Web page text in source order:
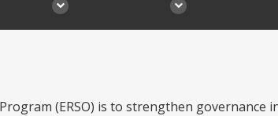
(ERSO) is to strengthen governance